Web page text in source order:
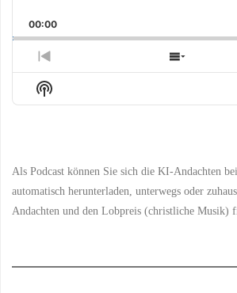
Rate
00:00
Previous
Episode
Show
Show
Podcast
Als Podcast können Sie sich die KI-Andachten
automatisch herunterladen, unterwegs oder
Andachten und den Lobpreis (christliche Musik)